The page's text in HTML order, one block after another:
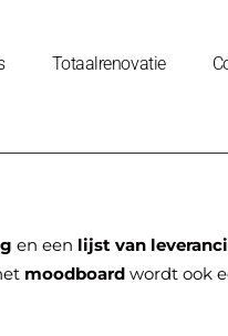
Totaalrenovatie
en een lijst van
moodboardwordt ook